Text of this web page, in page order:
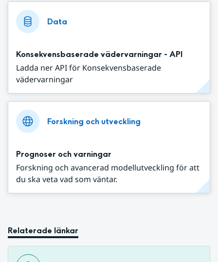
Data
Konsekvensbaserade vädervarningar - API
Ladda ner API för Konsekvensbaserade
vädervarningar
Forskning och utveckling
Prognoser och varningar
Forskning och avancerad modellutveckling för att
du ska veta vad som väntar.
Relaterade länkar